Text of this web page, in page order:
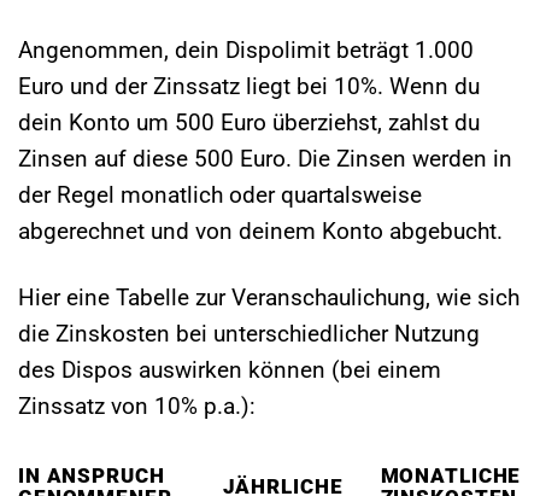
Angenommen, dein Dispolimit beträgt 1.000
Euro und der Zinssatz liegt bei 10%. Wenn du
dein Konto um 500 Euro überziehst, zahlst du
Zinsen auf diese 500 Euro. Die Zinsen werden in
der Regel monatlich oder quartalsweise
abgerechnet und von deinem Konto abgebucht.
Hier eine Tabelle zur Veranschaulichung, wie sich
die Zinskosten bei unterschiedlicher Nutzung
des Dispos auswirken können (bei einem
Zinssatz von 10% p.a.):
IN ANSPRUCH
JÄHRLICHE
MONATLICHE